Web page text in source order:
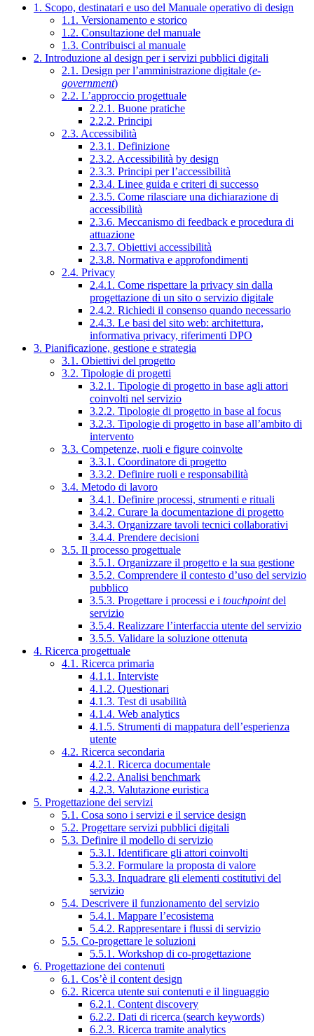
1. Scopo, destinatari e uso del Manuale operativo di design
1.1. Versionamento e storico
1.2. Consultazione del manuale
1.3. Contribuisci al manuale
2. Introduzione al design per i servizi pubblici digitali
2.1. Design per l’amministrazione digitale (e-
government)
2.2. L’approccio progettuale
2.2.1. Buone pratiche
2.2.2. Principi
2.3. Accessibilità
2.3.1. Definizione
2.3.2. Accessibilità by design
2.3.3. Principi per l’accessibilità
2.3.4. Linee guida e criteri di successo
2.3.5. Come rilasciare una dichiarazione di
accessibilità
2.3.6. Meccanismo di feedback e procedura di
attuazione
2.3.7. Obiettivi accessibilità
2.3.8. Normativa e approfondimenti
2.4. Privacy
2.4.1. Come rispettare la privacy sin dalla
progettazione di un sito o servizio digitale
2.4.2. Richiedi il consenso quando necessario
2.4.3. Le basi del sito web: architettura,
informativa privacy, riferimenti DPO
3. Pianificazione, gestione e strategia
3.1. Obiettivi del progetto
3.2. Tipologie di progetti
3.2.1. Tipologie di progetto in base agli attori
coinvolti nel servizio
3.2.2. Tipologie di progetto in base al focus
3.2.3. Tipologie di progetto in base all’ambito di
intervento
3.3. Competenze, ruoli e figure coinvolte
3.3.1. Coordinatore di progetto
3.3.2. Definire ruoli e responsabilità
3.4. Metodo di lavoro
3.4.1. Definire processi, strumenti e rituali
3.4.2. Curare la documentazione di progetto
3.4.3. Organizzare tavoli tecnici collaborativi
3.4.4. Prendere decisioni
3.5. Il processo progettuale
3.5.1. Organizzare il progetto e la sua gestione
3.5.2. Comprendere il contesto d’uso del servizio
pubblico
3.5.3. Progettare i processi e i touchpointdel
servizio
3.5.4. Realizzare l’interfaccia utente del servizio
3.5.5. Validare la soluzione ottenuta
4. Ricerca progettuale
4.1. Ricerca primaria
4.1.1. Interviste
4.1.2. Questionari
4.1.3. Test di usabilità
4.1.4. Web analytics
4.1.5. Strumenti di mappatura dell’esperienza
utente
4.2. Ricerca secondaria
4.2.1. Ricerca documentale
4.2.2. Analisi benchmark
4.2.3. Valutazione euristica
5. Progettazione dei servizi
5.1. Cosa sono i servizi e il service design
5.2. Progettare servizi pubblici digitali
5.3. Definire il modello di servizio
5.3.1. Identificare gli attori coinvolti
5.3.2. Formulare la proposta di valore
5.3.3. Inquadrare gli elementi costitutivi del
servizio
5.4. Descrivere il funzionamento del servizio
5.4.1. Mappare l’ecosistema
5.4.2. Rappresentare i flussi di servizio
5.5. Co-progettare le soluzioni
5.5.1. Workshop di co-progettazione
6. Progettazione dei contenuti
6.1. Cos’è il content design
6.2. Ricerca utente sui contenuti e il linguaggio
6.2.1. Content discovery
6.2.2. Dati di ricerca (search keywords)
6.2.3. Ricerca tramite analytics